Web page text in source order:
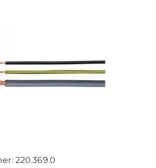
220.369.0